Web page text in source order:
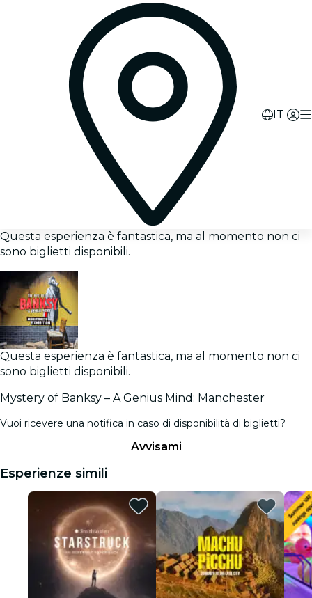
IT
Questa esperienza è fantastica, ma al momento non ci
sono biglietti disponibili.
Questa esperienza è fantastica, ma al momento non ci
sono biglietti disponibili.
Mystery of Banksy – A Genius Mind: Manchester
Vuoi ricevere una notifica in caso di disponibilità di biglietti?
Avvisami
Esperienze simili